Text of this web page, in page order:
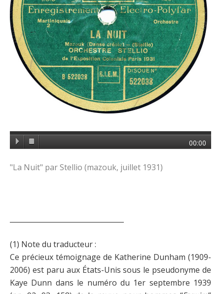
00:00
"La Nuit" par Stellio (mazouk, juillet 1931)
(1) Note du traducteur :
Ce précieux témoignage de Katherine Dunham (1909-
2006) est paru aux États-Unis sous le pseudonyme de
Kaye Dunn dans le numéro du 1er septembre 1939